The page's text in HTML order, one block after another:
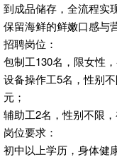
到成品储存，全流程实
保留海鲜的鲜嫩口感与
招聘岗位：
包制工130名，限女性
设备操作工5名，性别
元；
辅助工2名，性别不限
岗位要求：
初中以上学历，身体健